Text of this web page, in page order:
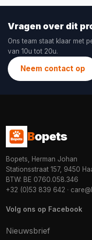
Vragen over dit
Ons team staat klaar met
van 10u tot 20u.
Neem contact op
Bopets
Bopets, Herman Johan
Stationsstraat 157, 9450
BTW: BE 0760.058.346
+32 (0)53 839 642 ·
Volg ons op Facebook
Nieuwsbrief